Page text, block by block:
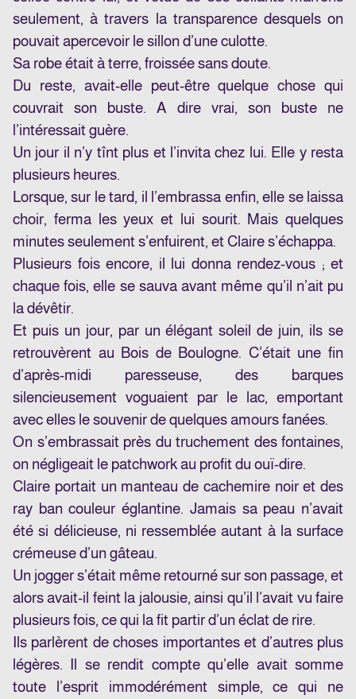
seulement, à travers la transparence desquels on
pouvait apercevoir le sillon d’une culotte.
Sa robe était à terre, froissée sans doute.
Du reste, avait-elle peut-être quelque chose qui
couvrait son buste. A dire vrai, son buste ne
l’intéressait guère.
Un jour il n’y tînt plus et l’invita chez lui. Elle y resta
plusieurs heures.
Lorsque, sur le tard, il l’embrassa enfin, elle se laissa
choir, ferma les yeux et lui sourit. Mais quelques
minutes seulement s’enfuirent, et Claire s’échappa.
Plusieurs fois encore, il lui donna rendez-vous ; et
chaque fois, elle se sauva avant même qu’il n’ait pu
la dévêtir.
Et puis un jour, par un élégant soleil de juin, ils se
retrouvèrent au Bois de Boulogne. C’était une fin
d’après-midi paresseuse, des barques
silencieusement voguaient par le lac, emportant
avec elles le souvenir de quelques amours fanées.
On s’embrassait près du truchement des fontaines,
on négligeait le patchwork au profit du ouï-dire.
Claire portait un manteau de cachemire noir et des
ray ban couleur églantine. Jamais sa peau n’avait
été si délicieuse, ni ressemblée autant à la surface
crémeuse d’un gâteau.
Un jogger s’était même retourné sur son passage, et
alors avait-il feint la jalousie, ainsi qu’il l’avait vu faire
plusieurs fois, ce qui la fit partir d’un éclat de rire.
Ils parlèrent de choses importantes et d’autres plus
légères. Il se rendit compte qu’elle avait somme
toute l’esprit immodérément simple, ce qui ne